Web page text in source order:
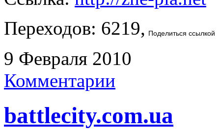
Переходов: 6219,
Поделиться ссылкой
9 Февраля 2010
Комментарии
battlecity.com.ua